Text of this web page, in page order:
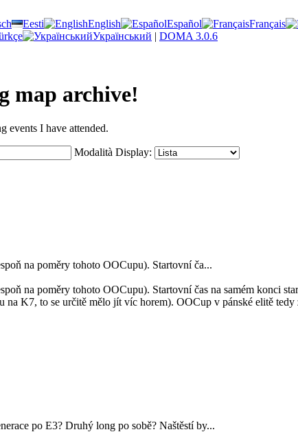
Eesti English Español Français
Український | DOMA 3.0.6
map archive!
events I have attended.
Modalità Display:
na poměry tohoto OOCupu). Startovní ča...
na poměry tohoto OOCupu). Startovní čas na samém konci
K7, to se určitě mělo jít víc horem). OOCup v pánské elitě tedy
po E3? Druhý long po sobě? Naštěstí by...